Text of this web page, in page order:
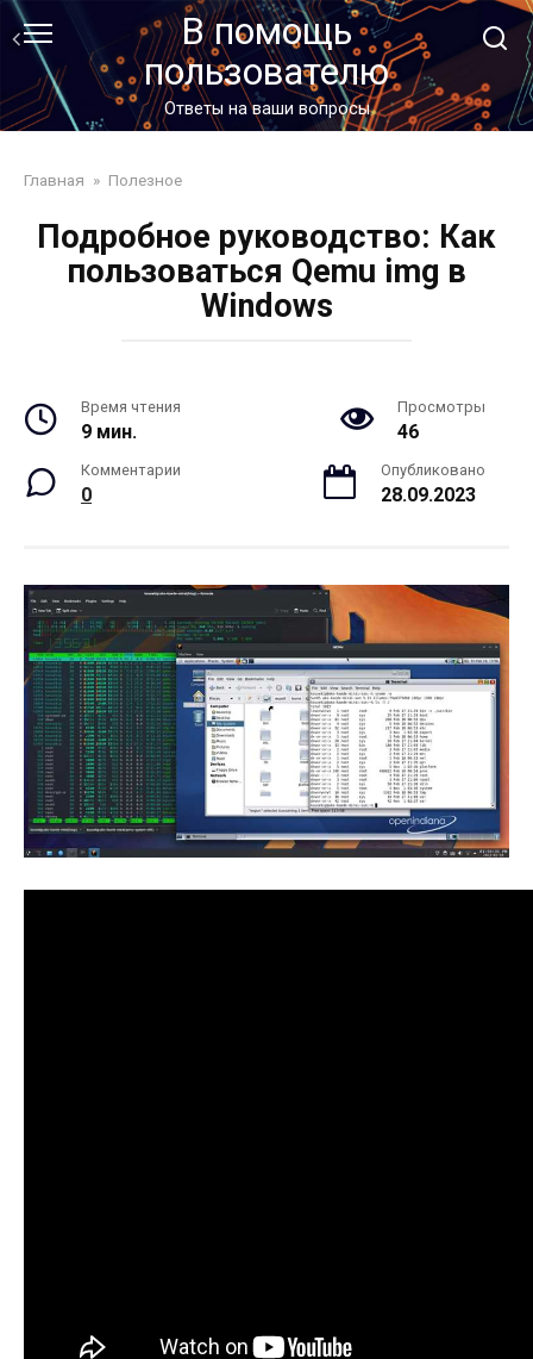
Перейти
контенту
В помощь
пользователю
Ответы на ваши вопросы
Главная » Полезное
Подробное руководство: Как
пользоваться Qemu img в
Windows
Время чтения
9 мин.
Просмотры
46
Комментарии
0
Опубликовано
28.09.2023